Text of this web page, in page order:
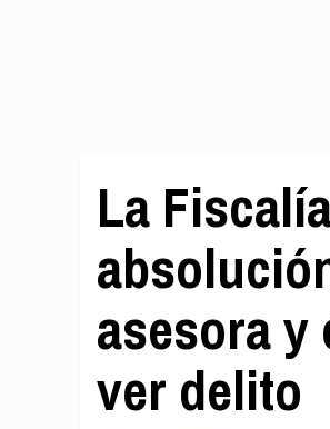
La
asesora y
ver delito